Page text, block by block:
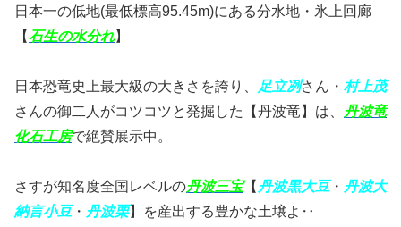
日本一の低地(最低標高95.45m)にある分水地・氷上回廊
【石生の水分れ】
日本恐竜史上最大級の大きさを誇り、 足立冽さん・ 村上茂
さんの御二人がコツコツと発掘した【丹波竜】は、 丹波竜
化石工房で絶賛展示中。
さすが知名度全国レベルの丹波三宝【 丹波黒大豆・ 丹波大
納言小豆・ 丹波栗】を産出する豊かな土壌よ‥